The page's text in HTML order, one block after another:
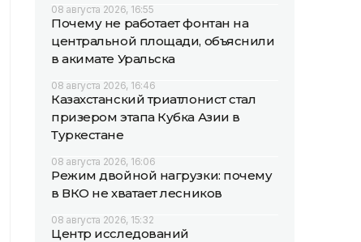
08 августа 2026, 16:55
Почему не работает фонтан на
центральной площади, объяснили
в акимате Уральска
08 августа 2026, 16:46
Казахстанский триатлонист стал
призером этапа Кубка Азии в
Туркестане
08 августа 2026, 16:06
Режим двойной нагрузки: почему
в ВКО не хватает лесников
08 августа 2026, 15:32
Центр исследований